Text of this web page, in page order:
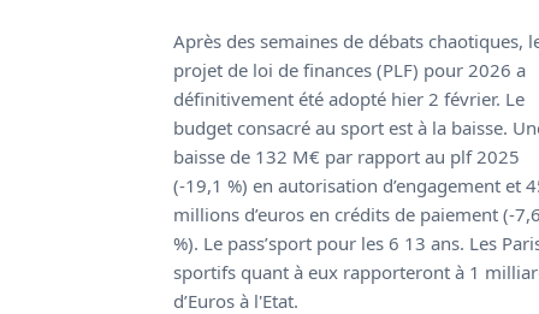
Après des semaines de débats chaotiques,
projet de loi de finances (PLF) pour 2026 a
définitivement été adopté hier 2 février. Le
budget consacré au sport est à la baisse.
baisse de 132 M€ par rapport au plf 2025
(-19,1 %) en autorisation d’engagement et
millions d’euros en crédits de paiement (-
%). Le pass’sport pour les 6 13 ans. Les
sportifs quant à eux rapporteront à 1
d’Euros à l'Etat.